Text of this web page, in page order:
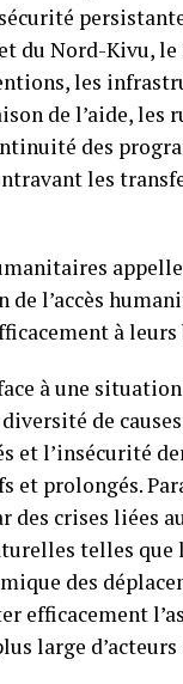
du Nord-Kivu, le
les
de l’aide, les
des
les
l’accès
à leurs
à une
de
et l’insécurité
et prolongés.
des crises liées
telles
des
efficacement
large